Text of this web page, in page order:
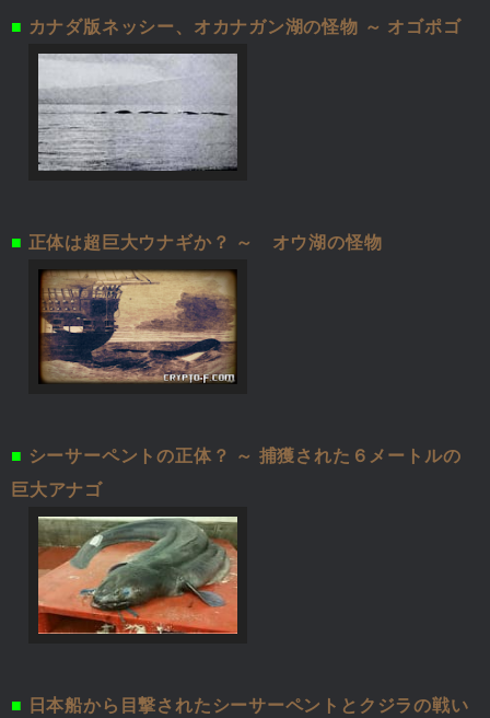
■ カナダ版ネッシー、オカナガン湖の怪物 ～ オゴポゴ
■ 正体は超巨大ウナギか？ ～ オウ湖の怪物
■ シーサーペントの正体？ ～ 捕獲された６メートルの
巨大アナゴ
■ 日本船から目撃されたシーサーペントとクジラの戦い